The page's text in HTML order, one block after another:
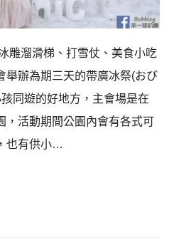
雕溜滑梯、打雪仗、美食小吃
舉辦為期三天的帶廣冰祭(おび
同遊的好地方，主會場是在
，活動期間公園內會有各式可
也有供小…